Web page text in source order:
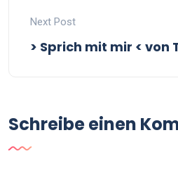
Next Post
> Sprich mit mir < von
Schreibe einen